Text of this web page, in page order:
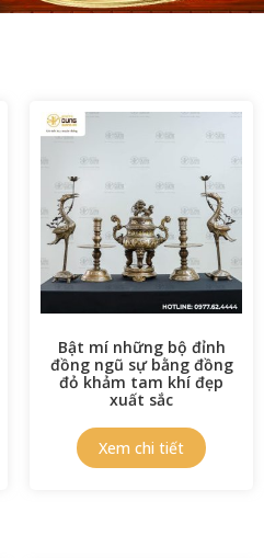
Bật mí những bộ đỉnh
đồng ngũ sự bằng đồng
đỏ khảm tam khí đẹp
xuất sắc